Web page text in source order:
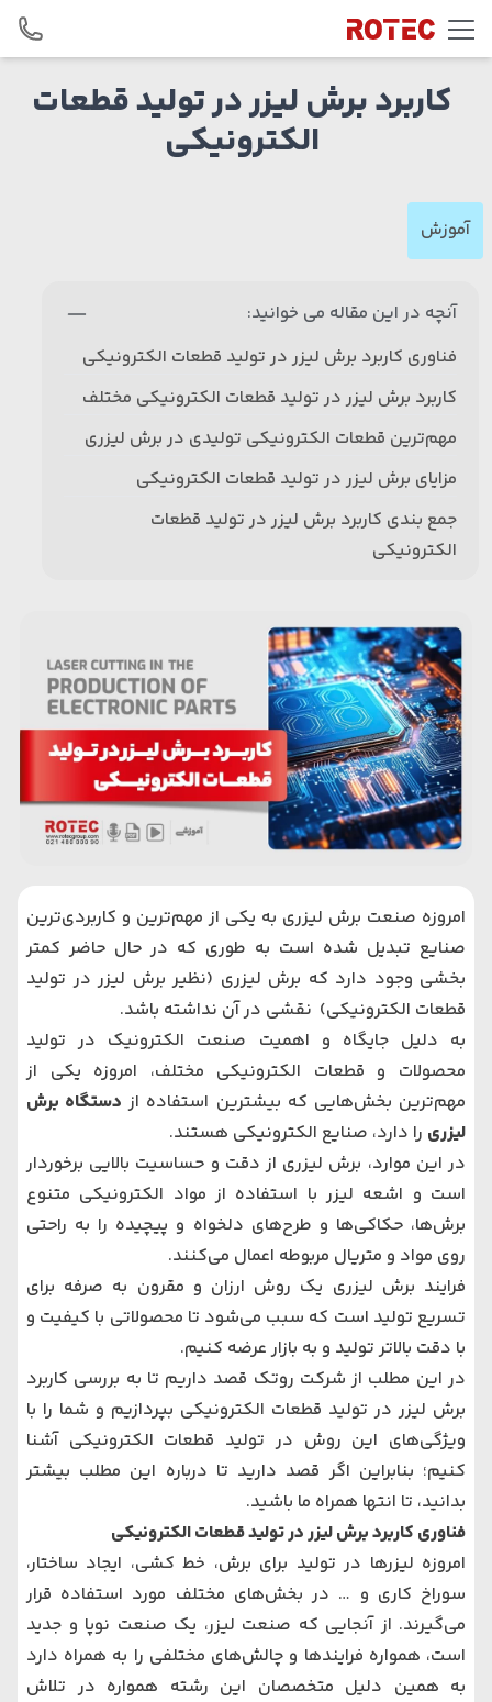
Skip to content
کاربرد برش لیزر در تولید قطعات
الکترونیکی
آموزش
آنچه در این مقاله می خوانید:
فناوری کاربرد برش لیزر در تولید قطعات الکترونیکی
کاربرد برش لیزر در تولید قطعات الکترونیکی مختلف
مهم‌ترین قطعات الکترونیکی تولیدی در برش لیزری
مزایای برش لیزر در تولید قطعات الکترونیکی
جمع بندی کاربرد برش لیزر در تولید قطعات
الکترونیکی
امروزه صنعت برش لیزری به یکی از مهم‌ترین و کاربردی‌ترین
صنایع تبدیل شده است به طوری که در حال حاضر کمتر
بخشی وجود دارد که برش لیزری (نظیر برش لیزر در تولید
قطعات الکترونیکی) نقشی در آن نداشته باشد.
به دلیل جایگاه و اهمیت صنعت الکترونیک در تولید
محصولات و قطعات الکترونیکی مختلف، امروزه یکی از
مهم‌ترین بخش‌‌هایی که بیشترین استفاده از دستگاه برش
لیزری را دارد، صنایع الکترونیکی هستند.
در این موارد، برش لیزری از دقت و حساسیت بالایی برخوردار
است و اشعه لیزر با استفاده از مواد الکترونیکی متنوع
برش‌ها، حکاکی‌ها و طرح‌های دلخواه و پیچیده را به راحتی
روی مواد و متریال مربوطه اعمال می‌کنند.
فرایند برش لیزری یک روش ارزان و مقرون به صرفه برای
تسریع تولید است که سبب می‌شود تا محصولاتی با کیفیت و
با دقت بالاتر تولید و به بازار عرضه کنیم.
در این مطلب از شرکت روتک قصد داریم تا به بررسی کاربرد
برش لیزر در تولید قطعات الکترونیکی بپردازیم و شما را با
ویژگی‌های این روش در تولید قطعات الکترونیکی آشنا
کنیم؛ بنابراین اگر قصد دارید تا درباره این مطلب بیشتر
بدانید، تا انتها همراه ما باشید.
فناوری کاربرد برش لیزر در تولید قطعات الکترونیکی
امروزه لیزرها در تولید برای برش، خط کشی، ایجاد ساختار،
سوراخ کاری و … در بخش‌های مختلف مورد استفاده قرار
می‌گیرند. از آنجایی که صنعت لیزر، یک صنعت نوپا و جدید
است، همواره فرایندها و چالش‌های مختلفی را به همراه دارد
به همین دلیل متخصصان این رشته همواره در تلاش